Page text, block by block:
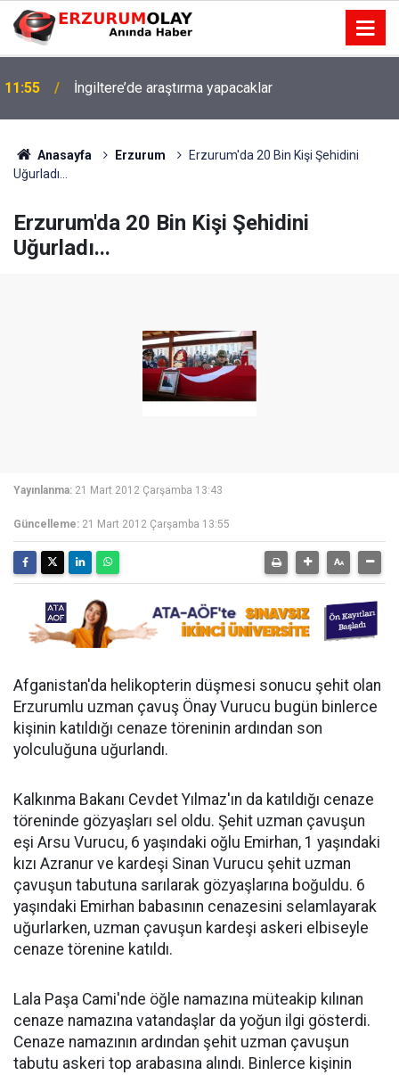
11:55 İngiltere’de araştırma yapacaklar
Anasayfa Erzurum
Erzurum'da 20 Bin Kişi Şehidini
Uğurladı...
Erzurum'da 20 Bin Kişi Şehidini
Uğurladı...
Yayınlanma: 21 Mart 2012 Çarşamba 13:43
Güncelleme: 21 Mart 2012 Çarşamba 13:55
Afganistan'da helikopterin düşmesi sonucu şehit olan
Erzurumlu uzman çavuş Önay Vurucu bugün binlerce
kişinin katıldığı cenaze töreninin ardından son
yolculuğuna uğurlandı.
Kalkınma Bakanı Cevdet Yılmaz'ın da katıldığı cenaze
töreninde gözyaşları sel oldu. Şehit uzman çavuşun
eşi Arsu Vurucu, 6 yaşındaki oğlu Emirhan, 1 yaşındaki
kızı Azranur ve kardeşi Sinan Vurucu şehit uzman
çavuşun tabutuna sarılarak gözyaşlarına boğuldu. 6
yaşındaki Emirhan babasının cenazesini selamlayarak
uğurlarken, uzman çavuşun kardeşi askeri elbiseyle
cenaze törenine katıldı.
Lala Paşa Cami'nde öğle namazına müteakip kılınan
cenaze namazına vatandaşlar da yoğun ilgi gösterdi.
Cenaze namazının ardından şehit uzman çavuşun
tabutu askeri top arabasına alındı. Binlerce kişinin